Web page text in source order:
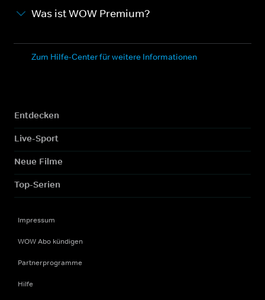
Was ist WOW Premium?
Zum Hilfe-Center für weitere Informationen
Entdecken
Live-Sport
Neue Filme
Top-Serien
Impressum
WOW Abo kündigen
Partnerprogramme
Hilfe